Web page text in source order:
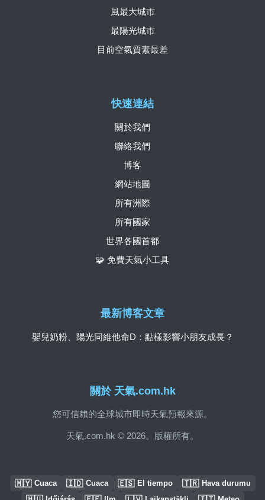
關於 天氣.com.hk
您可信賴的全球城市即時天氣預報來源。
天氣.com.hk © 2026。版權所有。
快速連結
關於我們
聯絡我們
博客
網站地圖
所有洲際
所有國家
世界各國首都
🧩 免費天氣小工具
風最大城市
最陽光城市
目前空氣質素最差
最新博客文章
嬰兒奶粉、陽光同維他命D：點樣影響小朋友成長？
🇲🇾 Cuaca 🇮🇩 Cuaca 🇪🇸 El tiempo 🇹🇷 Hava durumu